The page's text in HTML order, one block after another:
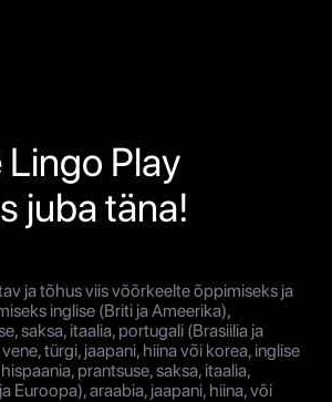
Play
juba täna!
ja tõhus viis võõrkeelte õppimiseks ja
inglise (Briti ja Ameerika),
saksa, itaalia, portugali (Brasiilia ja
türgi, jaapani, hiina või korea, inglise
prantsuse, saksa, itaalia,
Euroopa), araabia, jaapani, hiina, või